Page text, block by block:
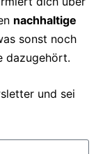
nachhaltige
sonst noch
dazugehört.
und sei